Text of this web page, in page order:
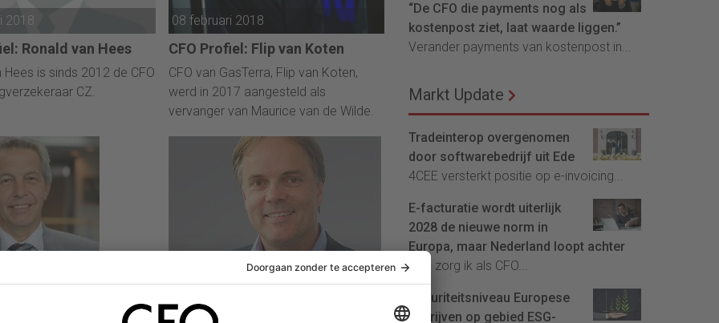
2018
Ronald van Hees
Hees is sinds 2012 de CFO
CZ.
08 februari 2018
CFO Profiel: Flip van Koten
CFO van GasTerra, Flip van Koten,
werd in 2017 aangesteld als
vervanger van Maurice van de Wilde.
08 februari 2018
Michel Cornelissen is sinds 2004 de
“De CFO die payments nog als
kostenpost ziet, laat waarde liggen.”
Verander payments van kostenpost in...
Markt Update
Tradeinterop overgenomen
door softwarebedrijf uit Ede
4CEE versterkt positie op e-invoicing...
E-facturatie wordt uiterlijk
2028 de nieuwe norm in
Europa, maar Nederland loopt achter
Hoe zorg ik als CFO...
Maturiteitsniveau Europese
bedrijven op gebied ESG-